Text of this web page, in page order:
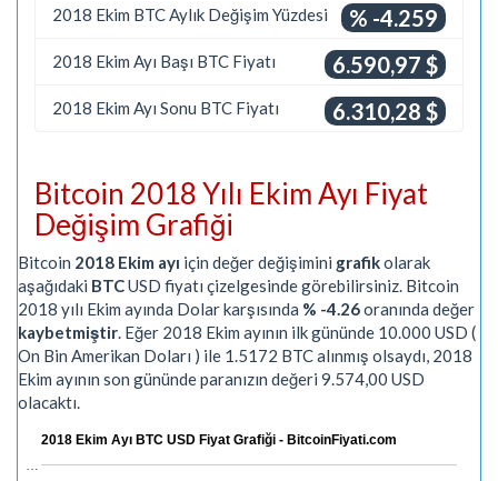
% -4.259
2018 Ekim BTC Aylık Değişim Yüzdesi
6.590,97 $
2018 Ekim Ayı Başı BTC Fiyatı
6.310,28 $
2018 Ekim Ayı Sonu BTC Fiyatı
Bitcoin 2018 Yılı Ekim Ayı Fiyat
Değişim Grafiği
Bitcoin 2018 Ekim ayı için değer değişimini grafikolarak
aşağıdaki BTCUSD fiyatı çizelgesinde görebilirsiniz. Bitcoin
2018 yılı Ekim ayında Dolar karşısında % -4.26oranında değer
kaybetmiştir. Eğer 2018 Ekim ayının ilk gününde 10.000 USD (
On Bin Amerikan Doları ) ile 1.5172 BTC alınmış olsaydı, 2018
Ekim ayının son gününde paranızın değeri 9.574,00 USD
olacaktı.
2018 Ekim Ayı BTC USD Fiyat Grafiği - BitcoinFiyati.com